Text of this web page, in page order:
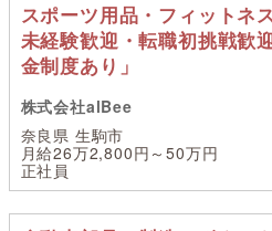
スポーツ用品・フィットネ
未経験歓迎・転職初挑戦歓
金制度あり」
株式会社alBee
奈良県 生駒市
月給26万2,800円～50万円
正社員